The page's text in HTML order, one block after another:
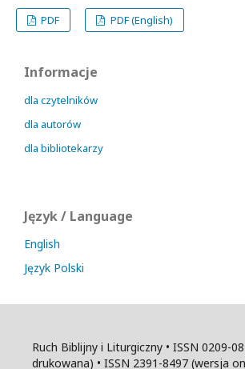
PDF
PDF (English)
Informacje
dla czytelników
dla autorów
dla bibliotekarzy
Język / Language
English
Język Polski
Ruch Biblijny i Liturgiczny • ISSN 0209-
drukowana) • ISSN 2391-8497 (wersja